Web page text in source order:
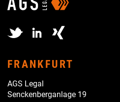
FRANKFURT
AGS Legal
Senckenberganlage 19